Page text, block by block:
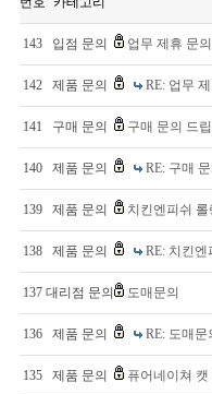
143 입점 문의 업무 제휴 문
142 제품 문의 RE: 업무
141 구매 문의 구매 문의 드
140 제품 문의 RE: 구매
139 제품 문의 치킨엔피쉬
138 제품 문의 RE: 치킨
137 대리점 문의 도매문의
136 제품 문의 RE: 도매문
135 제품 문의 퓨어네이쳐 캣